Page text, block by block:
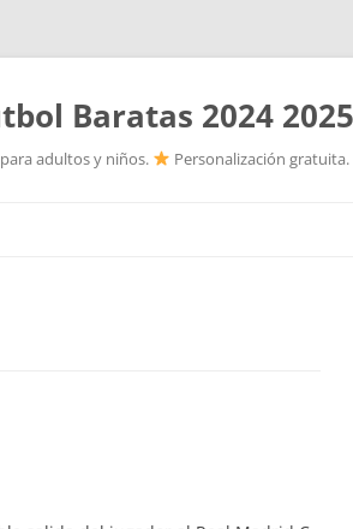
Baratas 2024 2025
adultos y niños. Personalización gratuita.